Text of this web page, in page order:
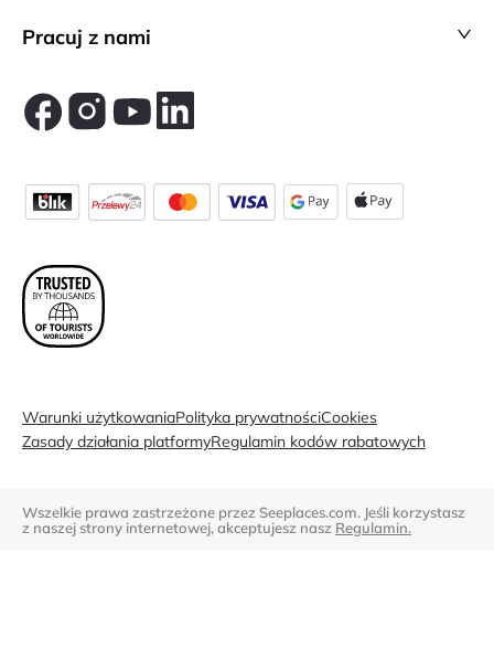
Pracuj z nami
Warunki użytkowaniaPolityka prywatnościCookies
Zasady działania platformyRegulamin kodów rabatowych
Wszelkie prawa zastrzeżone przez Seeplaces.com. Jeśli korzystasz
z naszej strony internetowej, akceptujesz nasz Regulamin.